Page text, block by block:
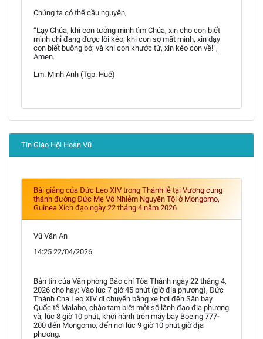
Chúng ta có thể cầu nguyện,
“Lạy Chúa, khi con tưởng mình tìm Chúa, xin cho con biết
mình chỉ đang được lôi kéo; khi con sợ mất mình, xin dạy
con biết buông bỏ; và khi con khước từ, xin kéo con về!”,
Amen.
Lm. Minh Anh (Tgp. Huế)
Tin Giáo Hội Hoàn Vũ
Bài giảng của Đức Leo XIV trong Thánh lễ tại Vương cung
thánh đường Đức Mẹ Vô Nhiễm Nguyên Tội ở Mongomo,
Guinea Xích đạo ngày 22 tháng 4 năm 2026
Vũ Văn An
14:25 22/04/2026
Bản tin của Văn phòng Báo chí Tòa Thánh ngày 22 tháng 4,
2026 cho hay: Vào lúc 7 giờ 45 phút (giờ địa phương), Đức
Thánh Cha Leo XIV di chuyển bằng xe hơi đến Sân bay
Quốc tế Malabo, chào tạm biệt một số lãnh đạo địa phương
và, lúc 8 giờ 10 phút, khởi hành trên máy bay Boeing 777-
200 đến Mongomo, đến nơi lúc 9 giờ 10 phút giờ địa
phương.